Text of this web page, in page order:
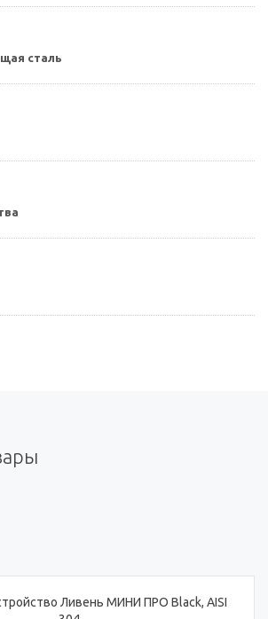
сталь